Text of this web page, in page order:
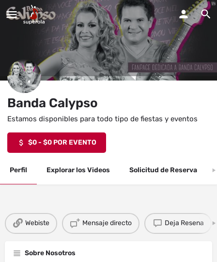
Banda Calypso
Estamos disponibles para todo tipo de fiestas y eventos
$0 - $0 POR EVENTO
Perfil Explorar los Videos Solicitud de Reserva
Webiste Mensaje directo Deja Resena
Sobre Nosotros